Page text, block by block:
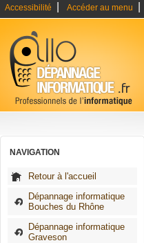
Accessibilité Accéder au menu
NAVIGATION
Retour à l'accueil
Dépannage informatique
Bouches du Rhône
Dépannage informatique
Graveson